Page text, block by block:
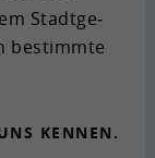
Stadt­ge­
be­stimm­te
KEN­NEN.